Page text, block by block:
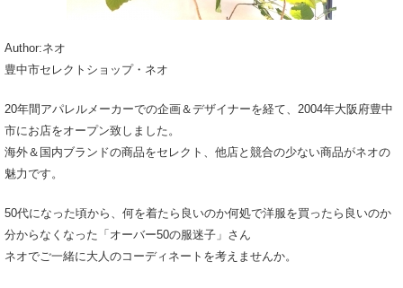
Author:ネオ
豊中市セレクトショップ・ネオ
20年間アパレルメーカーでの企画＆デザイナーを経て、2004年大阪府豊中
市にお店をオープン致しました。
海外＆国内ブランドの商品をセレクト、他店と競合の少ない商品がネオの
魅力です。
50代になった頃から、何を着たら良いのか何処で洋服を買ったら良いのか
分からなくなった「オーバー50の服迷子」さん
ネオでご一緒に大人のコーディネートを考えませんか。